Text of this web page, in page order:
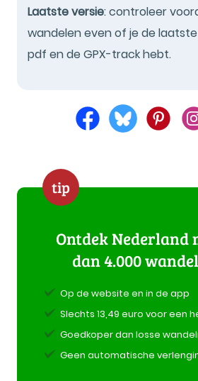
Laatste versie: controleer
wandelen even of je de
pdf en de GPX-track hebt.
tip
Ontdek Nederland
dan 4.000
Op de website en in de app
Slechts 13,49 euro voor een
Goedkoper dan losse
Geen automatische